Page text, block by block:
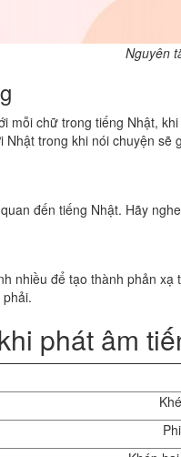
Nguyên
mỗi chữ trong tiếng Nhật,
trong khi nói chuyện sẽ
đến tiếng Nhật. Hãy
nhiều để tạo thành phản
phát âm